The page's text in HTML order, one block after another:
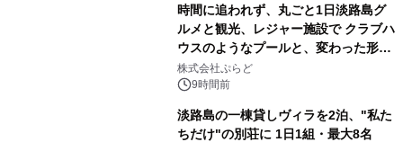
時間に追われず、丸ごと1日淡路島グ
ルメと観光、レジャー施設で クラブハ
ウスのようなプールと、変わった形の
サウナも 「THE BOXY AWAJI」のお
得な素泊まり連泊プランで
株式会社ぷらど
9時間前
淡路島の一棟貸しヴィラを2泊、"私た
ちだけ"の別荘に 1日1組・最大8名